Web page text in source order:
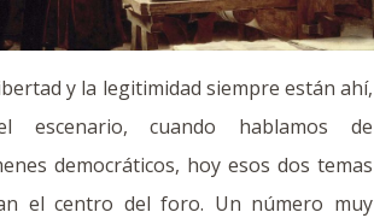
y la legitimidad siempre están ahí,
escenario, cuando hablamos de
democráticos, hoy esos dos temas
el centro del foro. Un número muy